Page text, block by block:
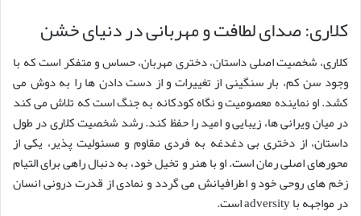
کلاری: صدای لطافت و مهربانی در دنیای خشن
کلاری، شخصیت اصلی داستان، دختری مهربان، حساس و متفکر است که با
وجود سن کم، بار سنگینی از تغییرات و از دست دادن ها را به دوش می
کشد. او نماینده معصومیت و نگاه کودکانه به جنگ است که تلاش می کند
در میان ویرانی ها، زیبایی و امید را حفظ کند. رشد شخصیت کلاری در طول
داستان، از دختری بی دغدغه به فردی مقاوم و مسئولیت پذیر، یکی از
محورهای اصلی رمان است. او با هنر و تخیل خود، به دنبال راهی برای التیام
زخم های روحی خود و اطرافیانش می گردد و نمادی از قدرت درونی انسان
در مواجهه با adversity است.